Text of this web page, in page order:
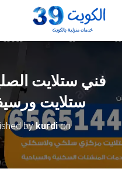
ستلايت
bykurdion